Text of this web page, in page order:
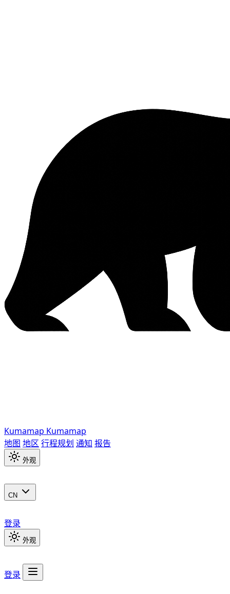
Kumamap Kumamap
地图 地区 行程规划 通知 报告
外观
CN
登录
外观
登录